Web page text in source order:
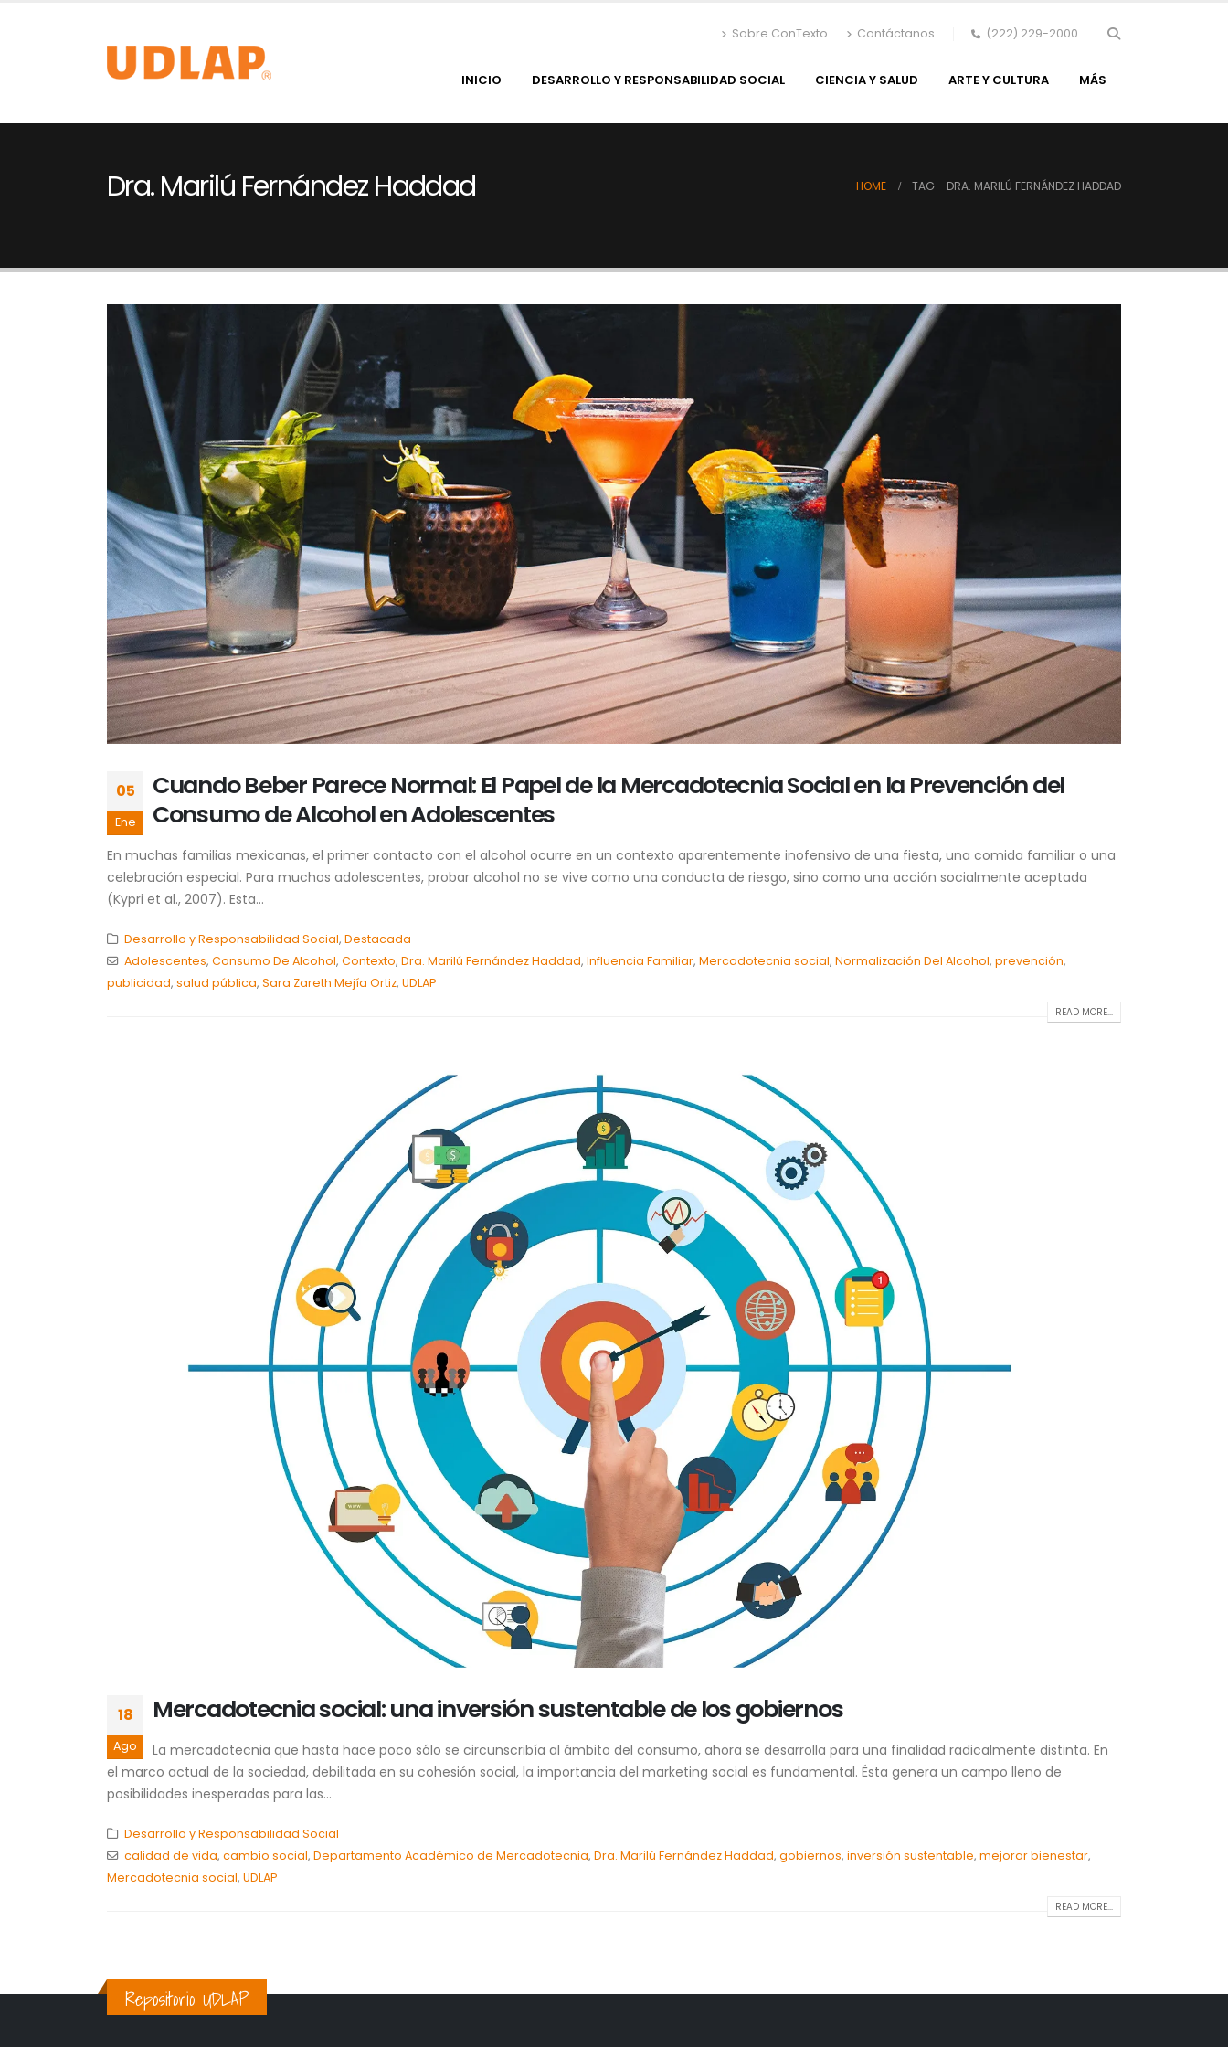
Sobre ConTexto Contáctanos (222) 229-2000
INICIO DESARROLLO Y RESPONSABILIDAD SOCIAL CIENCIA Y SALUD ARTE Y CULTURA MÁS
Dra. Marilú Fernández Haddad HOME TAG - DRA. MARILÚ FERNÁNDEZ HADDAD
05
Ene
Cuando Beber Parece Normal: El Papel de la Mercadotecnia Social en la Prevención del
Consumo de Alcohol en Adolescentes
En muchas familias mexicanas, el primer contacto con el alcohol ocurre en un contexto aparentemente inofensivo de una fiesta, una comida familiar o una
celebración especial. Para muchos adolescentes, probar alcohol no se vive como una conducta de riesgo, sino como una acción socialmente aceptada
(Kypri et al., 2007). Esta...
Desarrollo y Responsabilidad Social, Destacada
Adolescentes, Consumo De Alcohol, Contexto, Dra. Marilú Fernández Haddad, Influencia Familiar, Mercadotecnia social, Normalización Del Alcohol, prevención,
publicidad, salud pública, Sara Zareth Mejía Ortiz, UDLAP
READ MORE...
18
Ago
Mercadotecnia social: una inversión sustentable de los gobiernos
La mercadotecnia que hasta hace poco sólo se circunscribía al ámbito del consumo, ahora se desarrolla para una finalidad radicalmente distinta. En
el marco actual de la sociedad, debilitada en su cohesión social, la importancia del marketing social es fundamental. Ésta genera un campo lleno de
posibilidades inesperadas para las...
Desarrollo y Responsabilidad Social
calidad de vida, cambio social, Departamento Académico de Mercadotecnia, Dra. Marilú Fernández Haddad, gobiernos, inversión sustentable, mejorar bienestar,
Mercadotecnia social, UDLAP
READ MORE...
Repositorio UDLAP